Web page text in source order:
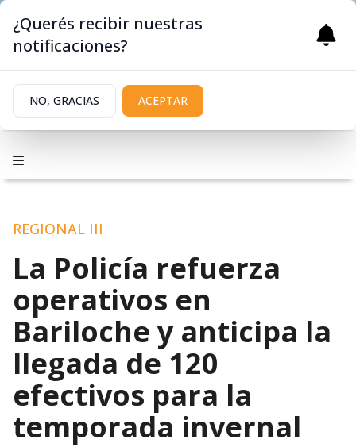
REGIONAL III
La Policía refuerza
operativos en
Bariloche y anticipa la
llegada de 120
efectivos para la
temporada invernal
¿Querés recibir nuestras
notificaciones?
NO, GRACIAS ACEPTAR